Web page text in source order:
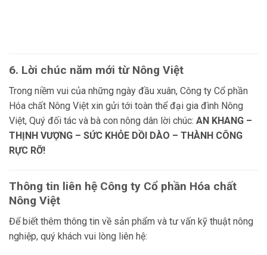
6. Lời chúc năm mới từ Nông Việt
Trong niềm vui của những ngày đầu xuân, Công ty Cổ phần
Hóa chất Nông Việt xin gửi tới toàn thể đại gia đình Nông
Việt, Quý đối tác và bà con nông dân lời chúc: AN KHANG –
THỊNH VƯỢNG – SỨC KHỎE DỒI DÀO – THÀNH CÔNG
RỰC RỠ!
Thông tin liên hệ Công ty Cổ phần Hóa chất
Nông Việt
Để biết thêm thông tin về sản phẩm và tư vấn kỹ thuật nông
nghiệp, quý khách vui lòng liên hệ: